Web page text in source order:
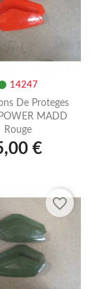
14247
De Proteges
MADD
Rouge
€
favorite_border